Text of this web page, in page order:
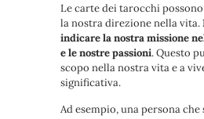
Le carte dei tarocchi
la nostra direzione nella vita.
indicare la nostra missione
e le nostre passioni. Questo
scopo nella nostra vita e a
significativa.
Ad esempio, una persona che